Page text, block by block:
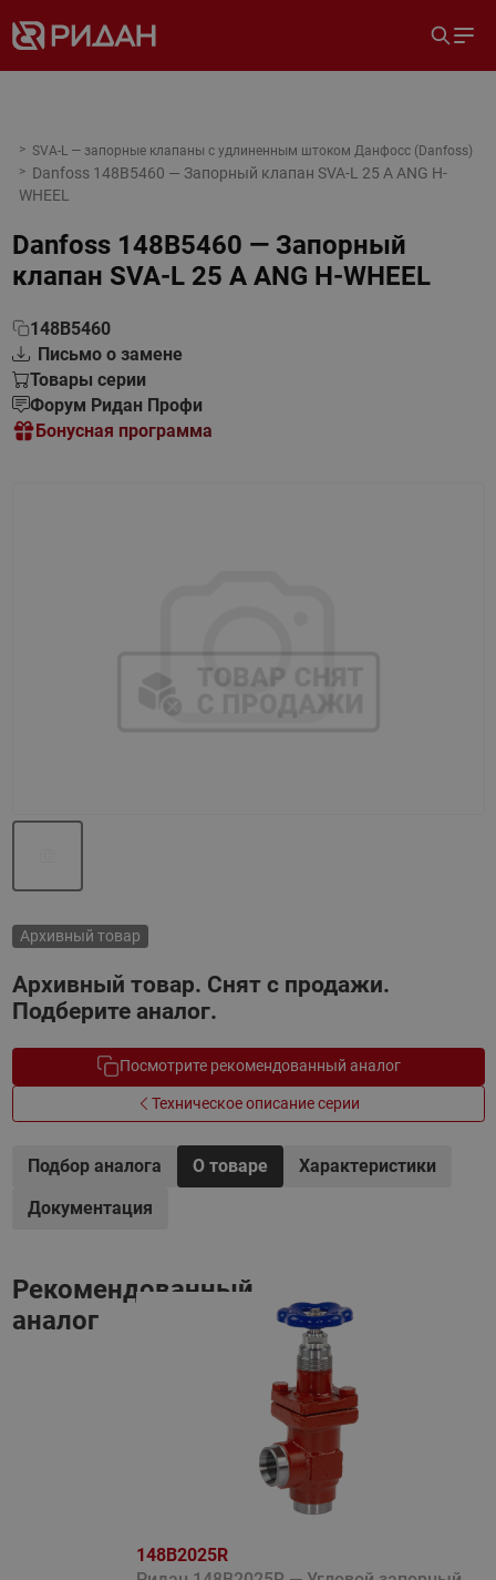
SVA-L — запорные клапаны с удлиненным штоком Данфосс (Danfoss)
Danfoss 148B5460 — Запорный клапан SVA-L 25 A ANG H-
WHEEL
Danfoss 148B5460 — Запорный
клапан SVA-L 25 A ANG H-WHEEL
148B5460
Письмо о замене
Товары серии
Форум Ридан Профи
Бонусная программа
Архивный товар
Архивный товар. Снят с продажи.
Подберите аналог.
Посмотрите рекомендованный аналог
Техническое описание серии
Подбор аналога О товаре
Характеристики
Документация
Рекомендованный
аналог
148B2025R